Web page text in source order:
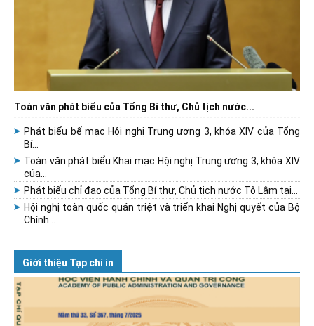
Toàn văn phát biểu của Tổng Bí thư, Chủ tịch nước...
Phát biểu bế mạc Hội nghị Trung ương 3, khóa XIV của Tổng
Bí...
Toàn văn phát biểu Khai mạc Hội nghị Trung ương 3, khóa XIV
của...
Phát biểu chỉ đạo của Tổng Bí thư, Chủ tịch nước Tô Lâm tại...
Hội nghị toàn quốc quán triệt và triển khai Nghị quyết của Bộ
Chính...
Giới thiệu Tạp chí in